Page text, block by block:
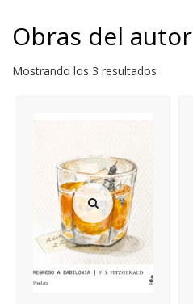
Obras del autor
Mostrando los 3 resultados